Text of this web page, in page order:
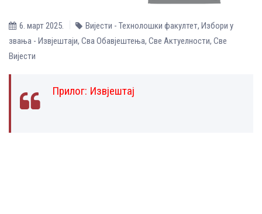
6. март 2025. Вијести - Технолошки факултет, Избори у
звања - Извјештаји, Сва Обавјештења, Све Aктуелности, Све
Вијести
Прилог: Извјештај